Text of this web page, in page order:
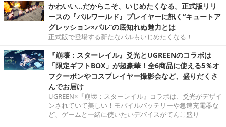
かわいい…だからこそ、いじめたくなる。正式版リリ
ースの『パルワールド』プレイヤーに訊く“キュートア
グレッション×パル”の底知れぬ魅力とは
正式版で登場する新たなパルもいじめたくなる！
『崩壊：スターレイル』爻光とUGREENのコラボは
「限定ギフトBOX」が超豪華！全6商品に使える5％オ
フクーポンやコスプレイヤー撮影会など、盛りだくさ
んでお届け
UGREEN×『崩壊：スターレイル』コラボは、爻光がデザイ
ンされていて美しい！モバイルバッテリーや急速充電器な
ど、ゲームと一緒に使いたいデバイスがてんこ盛り